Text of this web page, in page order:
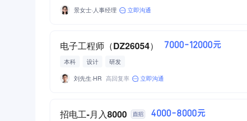
专用设备制造
景女士·人事经理 立即沟通
电子工程师（DZ26054） 7000-12000元
本科 设计
研发
刘先生·HR 高回复率 立即沟通
招电工-月入8000 4000-8000元